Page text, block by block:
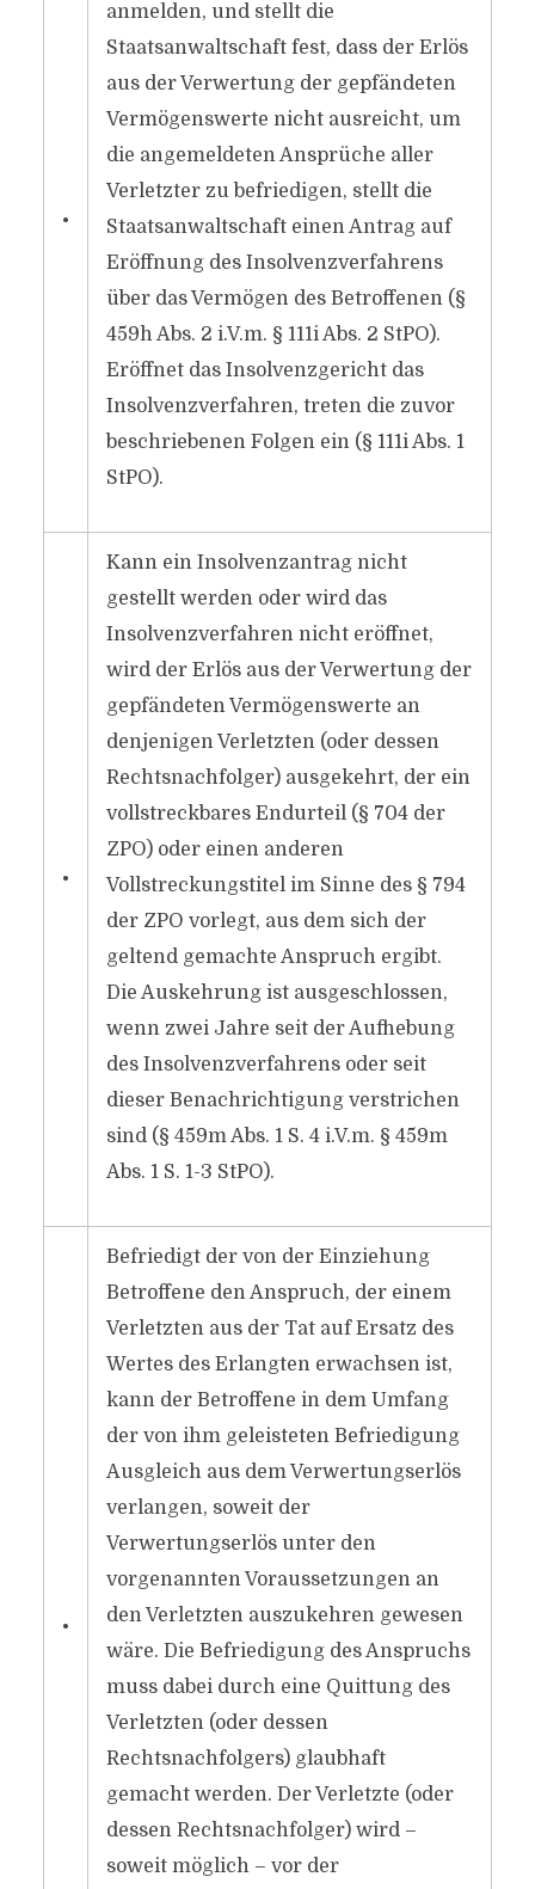
•
anmelden, und stellt die
Staatsanwaltschaft fest, dass der Erlös
aus der Verwertung der gepfändeten
Vermögenswerte nicht ausreicht, um
die angemeldeten Ansprüche aller
Verletzter zu befriedigen, stellt die
Staatsanwaltschaft einen Antrag auf
Eröffnung des Insolvenzverfahrens
über das Vermögen des Betroffenen (§
459h Abs. 2 i.V.m. § 111i Abs. 2 StPO).
Eröffnet das Insolvenzgericht das
Insolvenzverfahren, treten die zuvor
beschriebenen Folgen ein (§ 111i Abs. 1
StPO).
•
Kann ein Insolvenzantrag nicht
gestellt werden oder wird das
Insolvenzverfahren nicht eröffnet,
wird der Erlös aus der Verwertung der
gepfändeten Vermögenswerte an
denjenigen Verletzten (oder dessen
Rechtsnachfolger) ausgekehrt, der ein
vollstreckbares Endurteil (§ 704 der
ZPO) oder einen anderen
Vollstreckungstitel im Sinne des § 794
der ZPO vorlegt, aus dem sich der
geltend gemachte Anspruch ergibt.
Die Auskehrung ist ausgeschlossen,
wenn zwei Jahre seit der Aufhebung
des Insolvenzverfahrens oder seit
dieser Benachrichtigung verstrichen
sind (§ 459m Abs. 1 S. 4 i.V.m. § 459m
Abs. 1 S. 1-3 StPO).
•
Befriedigt der von der Einziehung
Betroffene den Anspruch, der einem
Verletzten aus der Tat auf Ersatz des
Wertes des Erlangten erwachsen ist,
kann der Betroffene in dem Umfang
der von ihm geleisteten Befriedigung
Ausgleich aus dem Verwertungserlös
verlangen, soweit der
Verwertungserlös unter den
vorgenannten Voraussetzungen an
den Verletzten auszukehren gewesen
wäre. Die Befriedigung des Anspruchs
muss dabei durch eine Quittung des
Verletzten (oder dessen
Rechtsnachfolgers) glaubhaft
gemacht werden. Der Verletzte (oder
dessen Rechtsnachfolger) wird –
soweit möglich – vor der